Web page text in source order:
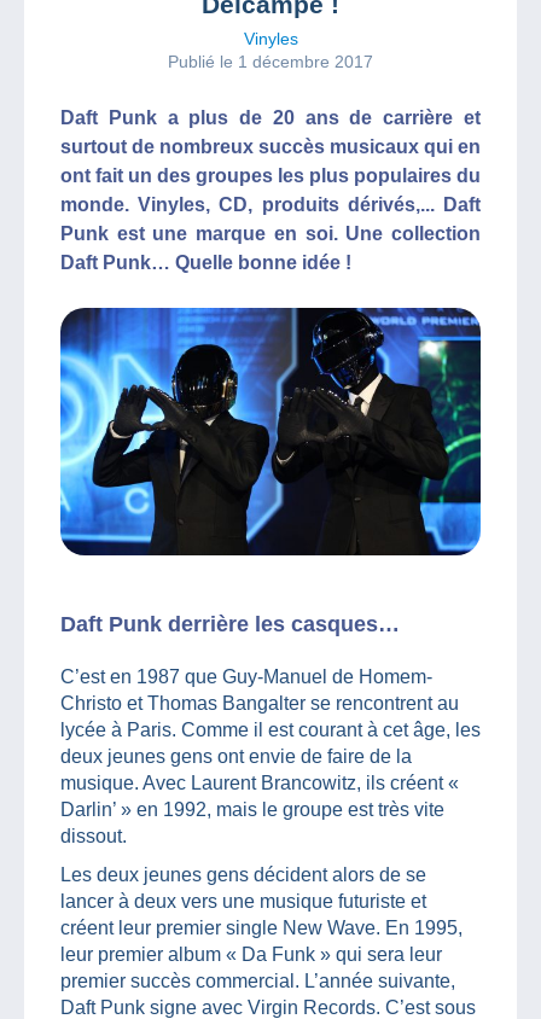
Vinyles
Publié le 1 décembre 2017
Daft Punk a plus de 20 ans de carrière et
surtout de nombreux succès musicaux qui en
ont fait un des groupes les plus populaires du
monde. Vinyles, CD, produits dérivés,... Daft
Punk est une marque en soi. Une collection
Daft Punk… Quelle bonne idée !
Daft Punk derrière les casques…
C’est en 1987 que Guy-Manuel de Homem-
Christo et Thomas Bangalter se rencontrent au
lycée à Paris. Comme il est courant à cet âge, les
deux jeunes gens ont envie de faire de la
musique. Avec Laurent Brancowitz, ils créent «
Darlin’ » en 1992, mais le groupe est très vite
dissout.
Les deux jeunes gens décident alors de se
lancer à deux vers une musique futuriste et
créent leur premier single New Wave. En 1995,
leur premier album « Da Funk » qui sera leur
premier succès commercial. L’année suivante,
Daft Punk signe avec Virgin Records. C’est sous